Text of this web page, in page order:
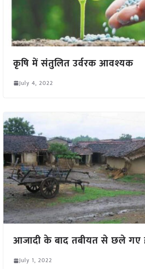
कृषि में संतुलित उर्वरक आवश्यक
July 4, 2022
आजादी के बाद तबीयत से छले गए
July 1, 2022